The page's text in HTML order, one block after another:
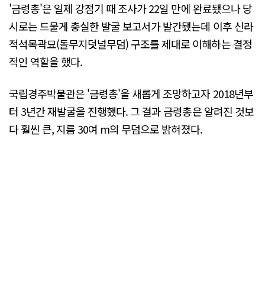
'금령총'은 일제 강점기 때 조사가 22일 만에 완료됐으나 당
시로는 드물게 충실한 발굴 보고서가 발간됐는데 이후 신라
적석목곽묘(돌무지덧널무덤) 구조를 제대로 이해하는 결정
적인 역할을 했다.
국립경주박물관은 '금령총'을 새롭게 조망하고자 2018년부
터 3년간 재발굴을 진행했다. 그 결과 금령총은 알려진 것보
다 훨씬 큰, 지름 30여 m의 무덤으로 밝혀졌다.